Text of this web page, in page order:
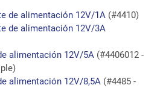
de alimentación 12V/1A(#4410)
de alimentación 12V/3A
alimentación 12V/5A(#4406012 -
alimentación 12V/8,5A(#4485 -